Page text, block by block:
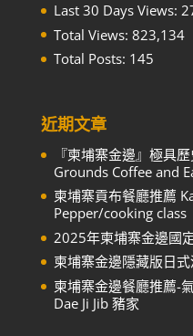
Last 30 Days Views:
Total Views: 823,134
Total Posts: 145
近期文章
『柬埔寨金邊』極具
Grounds Coffee and
柬埔寨貢布餐廳推薦
Pepper/cooking class
2025年柬埔寨金邊國
柬埔寨金邊隱藏版日
柬埔寨金邊餐廳推薦-
Dae Ji Jib 豬家